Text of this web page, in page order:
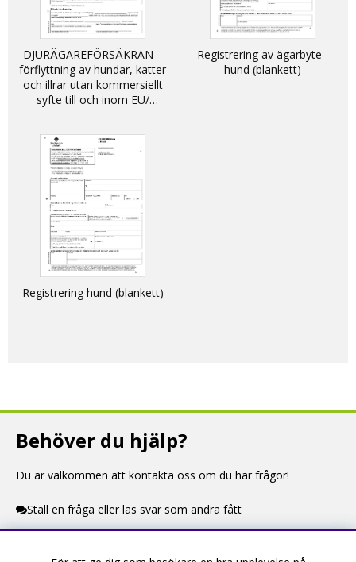
DJURÄGAREFÖRSÄKRAN –
förflyttning av hundar, katter
och illrar utan kommersiellt
syfte till och inom EU/
dogs, cats and ferrets into
and within the EU
Registrering av ägarbyte -
hund (blankett)
Registrering hund (blankett)
Behöver du hjälp?
Du är välkommen att kontakta oss om du har frågor!
Ställ en fråga eller läs svar som andra fått
Kontaktuppgifter